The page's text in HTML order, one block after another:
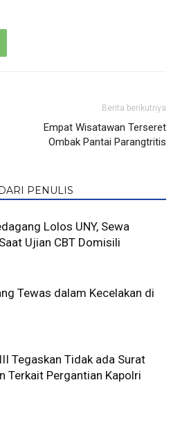
Berita berikutnya
Empat Wisatawan Terseret
Ombak Pantai Parangtritis
DARI PENULIS
Lolos UNY, Sewa
Ujian CBT Domisili
Tewas dalam Kecelakan di
Tegaskan Tidak ada Surat
Terkait Pergantian Kapolri